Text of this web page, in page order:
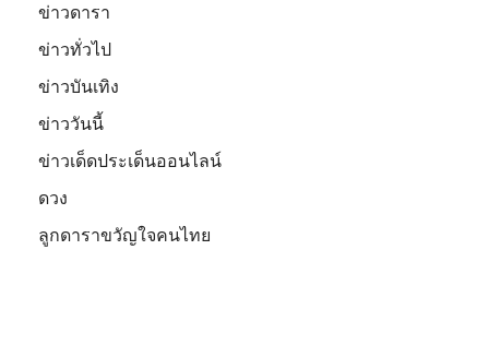
ข่าวดารา
ข่าวทั่วไป
ข่าวบันเทิง
ข่าววันนี้
ข่าวเด็ดประเด็นออนไลน์
ดวง
ลูกดาราขวัญใจคนไทย